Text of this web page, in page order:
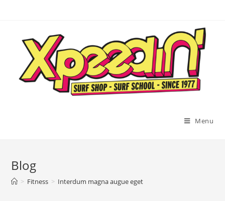
Menu
Blog
> Fitness > Interdum magna augue eget